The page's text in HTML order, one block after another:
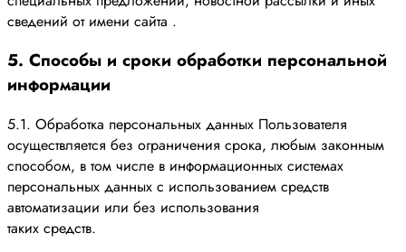
сведений от имени сайта .
5. Способы и сроки обработки персональной
информации
5.1. Обработка персональных данных Пользователя
осуществляется без ограничения срока, любым законным
способом, в том числе в информационных системах
персональных данных с использованием средств
автоматизации или без использования
таких средств.